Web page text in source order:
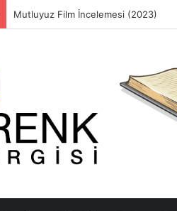
Mutluyuz Film İncelemesi (2023)